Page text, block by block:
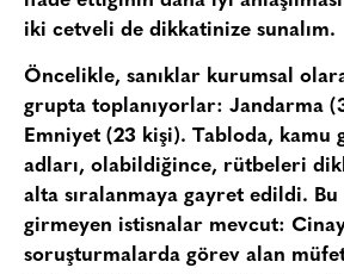
iki cetveli de dikkatinize sunalım.
Öncelikle, sanıklar kurumsal
grupta toplanıyorlar: Jandarma
Emniyet (23 kişi). Tabloda, kamu
adları, olabildiğince, rütbeleri
alta sıralanmaya gayret edildi.
girmeyen istisnalar mevcut:
soruşturmalarda görev alan